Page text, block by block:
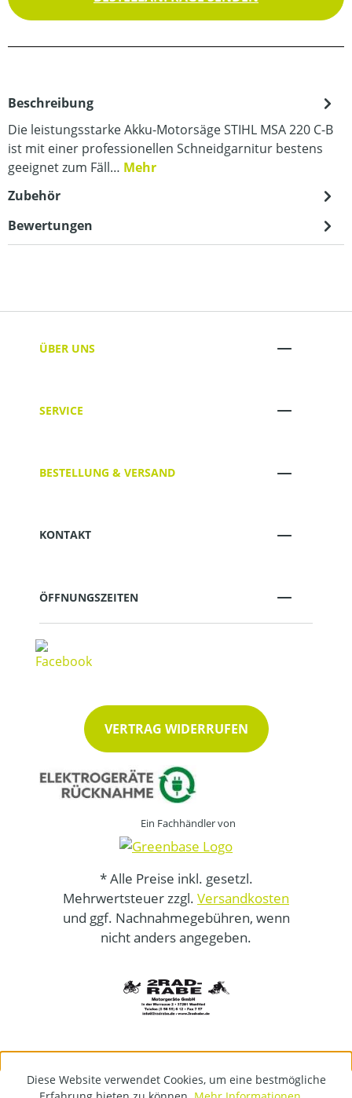
Beschreibung
Die leistungsstarke Akku-Motorsäge STIHL MSA 220 C-B
ist mit einer professionellen Schneidgarnitur bestens
geeignet zum Fäll… Mehr
Zubehör
Bewertungen
ÜBER UNS
SERVICE
BESTELLUNG & VERSAND
KONTAKT
ÖFFNUNGSZEITEN
VERTRAG WIDERRUFEN
Ein Fachhändler von
* Alle Preise inkl. gesetzl.
Mehrwertsteuer zzgl. Versandkosten
und ggf. Nachnahmegebühren, wenn
nicht anders angegeben.
Diese Website verwendet Cookies, um eine bestmögliche